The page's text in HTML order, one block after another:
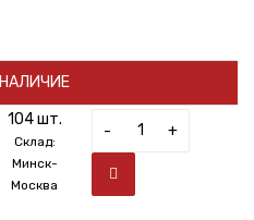
НАЛИЧИЕ
104 шт.
Склад:
Минск-
Москва
- +